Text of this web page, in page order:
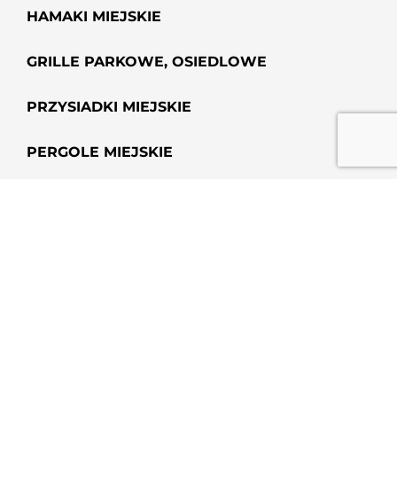
HAMAKI MIEJSKIE
GRILLE PARKOWE, OSIEDLOWE
PRZYSIADKI MIEJSKIE
PERGOLE MIEJSKIE